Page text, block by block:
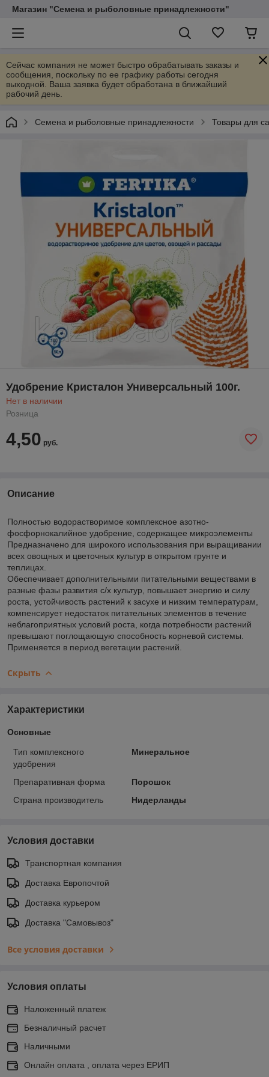
Магазин "Семена и рыболовные принадлежности"
Сейчас компания не может быстро обрабатывать заказы и
сообщения, поскольку по ее графику работы сегодня
выходной. Ваша заявка будет обработана в ближайший
рабочий день.
Семена и рыболовные принадлежности Товары для
Удобрение Кристалон Универсальный 100г.
Нет в наличии
Розница
4,50 руб.
Описание
Полностью водорастворимое комплексное азотно-
фосфорнокалийное удобрение, содержащее микроэлементы
Предназначено для широкого использования при выращивании
всех овощных и цветочных культур в открытом грунте и
теплицах.
Обеспечивает дополнительными питательными веществами в
разные фазы развития с/х культур, повышает энергию и силу
роста, устойчивость растений к засухе и низким температурам,
компенсирует недостаток питательных элементов в течение
неблагоприятных условий роста, когда потребности растений
превышают поглощающую способность корневой системы.
Применяется в период вегетации растений.
Скрыть
Характеристики
Основные
Тип комплексного
удобрения
Минеральное
Препаративная форма
Порошок
Страна производитель
Нидерланды
Условия доставки
Транспортная компания
Доставка Европочтой
Доставка курьером
Доставка "Самовывоз"
Все условия доставки
Условия оплаты
Наложенный платеж
Безналичный расчет
Наличными
Онлайн оплата , оплата через ЕРИП